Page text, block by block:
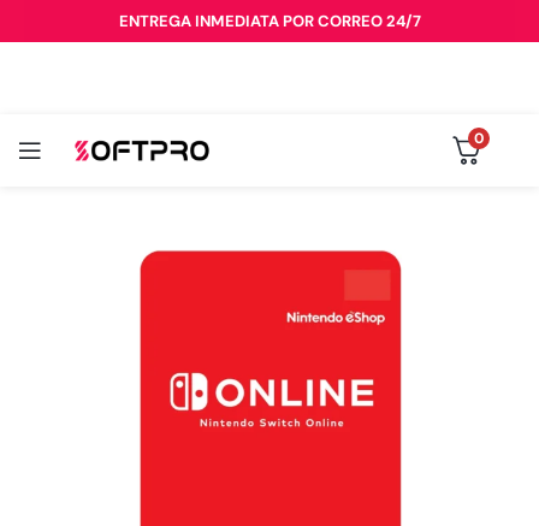
0
ENTREGA INMEDIATA POR CORREO 24/7